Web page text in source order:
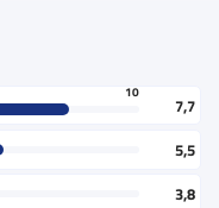
10
7,7
5,5
3,8